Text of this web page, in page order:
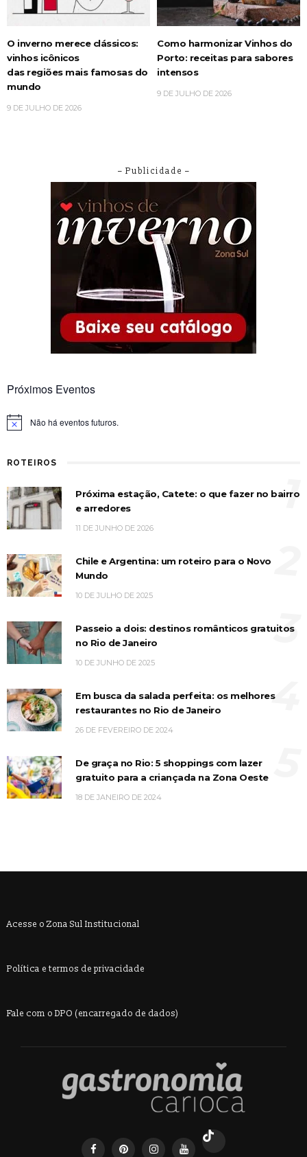
O inverno merece clássicos:
vinhos icônicos
das regiões mais famosas do
mundo
9 DE JULHO DE 2026
Como harmonizar Vinhos do
Porto: receitas para sabores
intensos
9 DE JULHO DE 2026
– Publicidade –
Próximos Eventos
Notice Não há eventos futuros.
ROTEIROS
Próxima estação, Catete: o que fazer no bairro
e arredores
11 DE JUNHO DE 2026
1
Chile e Argentina: um roteiro para o Novo
Mundo
10 DE JULHO DE 2025
Passeio a dois: destinos românticos gratuitos
no Rio de Janeiro
10 DE JUNHO DE 2025
3
Em busca da salada perfeita: os melhores
restaurantes no Rio de Janeiro
26 DE FEVEREIRO DE 2024
4
De graça no Rio: 5 shoppings com lazer
gratuito para a criançada na Zona Oeste
18 DE JANEIRO DE 2024
Acesse o Zona Sul Institucional
Política e termos de privacidade
Fale com o DPO (encarregado de dados)